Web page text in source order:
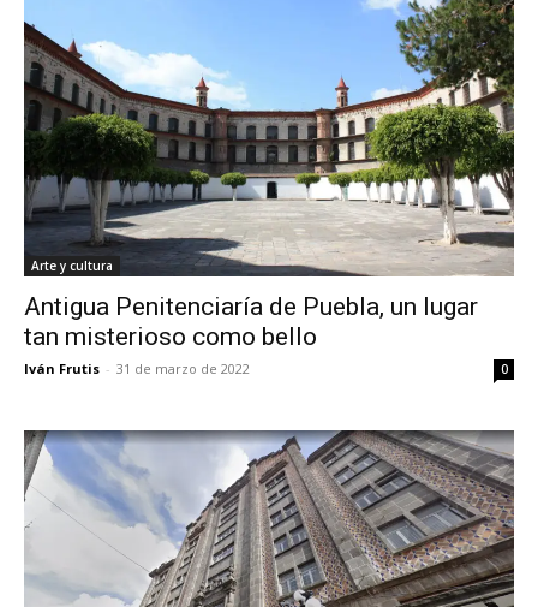
Arte y cultura
Antigua Penitenciaría de Puebla, un lugar
tan misterioso como bello
Iván Frutis - 31 de marzo de 2022 0